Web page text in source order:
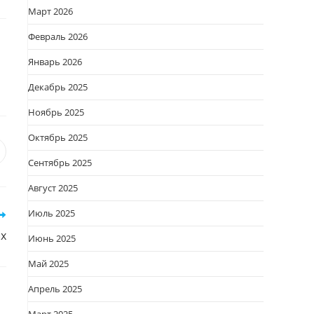
новом
Март 2026
Февраль 2026
Январь 2026
Декабрь 2025
Ноябрь 2025
Октябрь 2025
Сентябрь 2025
Август 2025
Июль 2025
Июнь 2025
Май 2025
Апрель 2025